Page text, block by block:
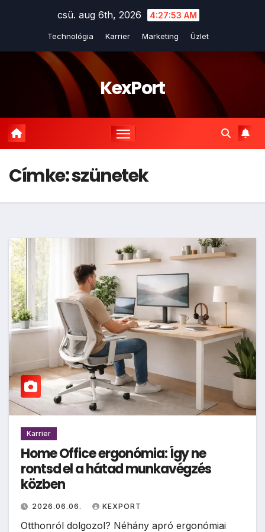
csü. aug 6th, 2026 4:27:54 AM
Technológia Karrier Marketing Üzlet
KexPort
Címke:szünetek
Karrier
Home Office ergonómia: Így ne
rontsd el a hátad munkavégzés
közben
2026.06.06. KEXPORT
Otthonról dolgozol? Néhány apró ergonómiai